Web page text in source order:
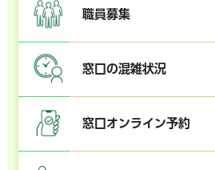
職員募集
窓口の混雑状況
窓口オンライン予約